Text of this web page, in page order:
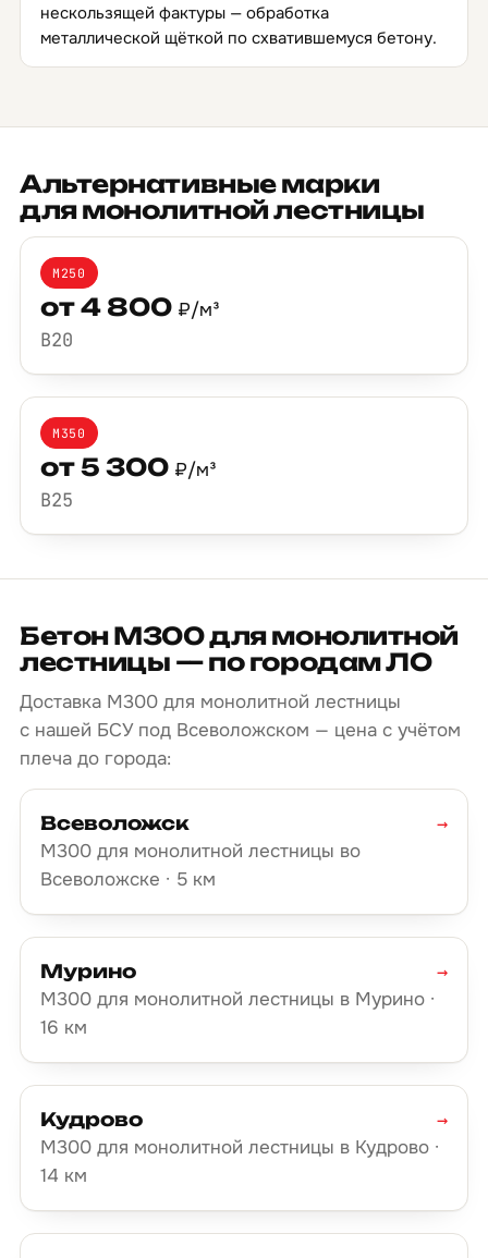
нескользящей фактуры — обработка
металлической щёткой по схватившемуся бетону.
Альтернативные марки
для монолитной лестницы
М250
от 4 800 ₽/м³
B20
М350
от 5 300 ₽/м³
B25
Бетон М300 для монолитной
лестницы — по городам ЛО
Доставка М300 для монолитной лестницы
с нашей БСУ под Всеволожском — цена с учётом
плеча до города:
Всеволожск
М300 для монолитной лестницы во
Всеволожске · 5 км
→
Мурино
М300 для монолитной лестницы в Мурино ·
16 км
→
Кудрово
М300 для монолитной лестницы в Кудрово ·
14 км
→